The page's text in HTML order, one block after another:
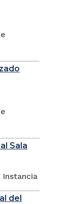
Sala
Instancia
del